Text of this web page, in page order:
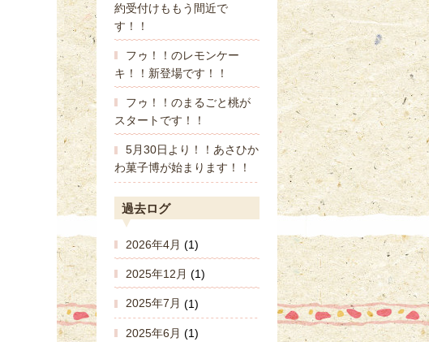
約受付けももう間近で
す！！
フゥ！！のレモンケー
キ！！新登場です！！
フゥ！！のまるごと桃が
スタートです！！
5月30日より！！あさひか
わ菓子博が始まります！！
過去ログ
2026年4月 (1)
2025年12月 (1)
2025年7月 (1)
2025年6月 (1)